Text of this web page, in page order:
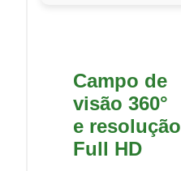
Campo de
visão 360°
e resolução
Full HD